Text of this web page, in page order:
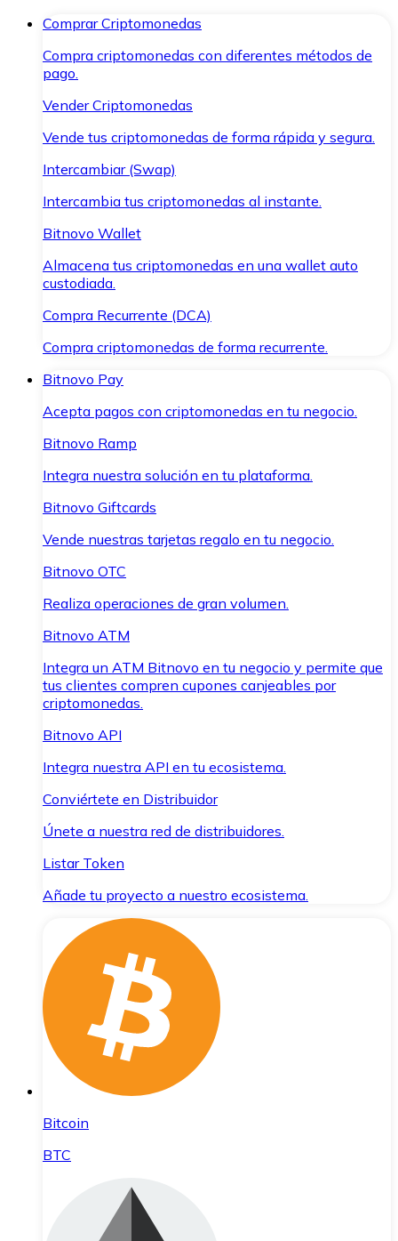
Comprar Criptomonedas
Compra criptomonedas con diferentes métodos de
pago.
Vender Criptomonedas
Vende tus criptomonedas de forma rápida y segura.
Intercambiar (Swap)
Intercambia tus criptomonedas al instante.
Bitnovo Wallet
Almacena tus criptomonedas en una wallet auto
custodiada.
Compra Recurrente (DCA)
Compra criptomonedas de forma recurrente.
Bitnovo Pay
Acepta pagos con criptomonedas en tu negocio.
Bitnovo Ramp
Integra nuestra solución en tu plataforma.
Bitnovo Giftcards
Vende nuestras tarjetas regalo en tu negocio.
Bitnovo OTC
Realiza operaciones de gran volumen.
Bitnovo ATM
Integra un ATM Bitnovo en tu negocio y permite que
tus clientes compren cupones canjeables por
criptomonedas.
Bitnovo API
Integra nuestra API en tu ecosistema.
Conviértete en Distribuidor
Únete a nuestra red de distribuidores.
Listar Token
Añade tu proyecto a nuestro ecosistema.
Bitcoin
BTC